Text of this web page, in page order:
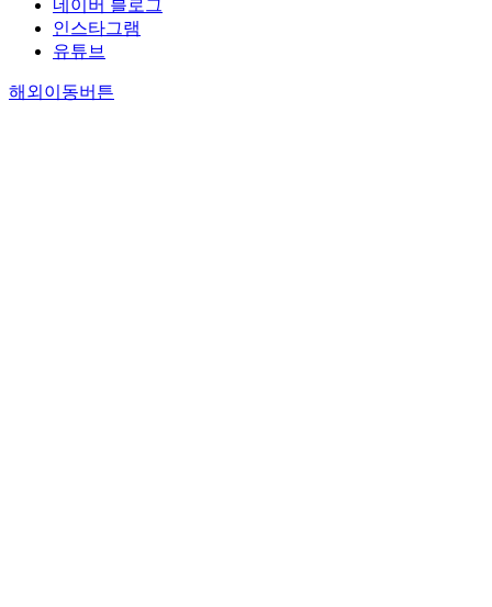
네이버 블로그
인스타그램
유튜브
해외이동버튼